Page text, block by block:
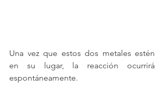
Una vez que estos dos metales estén
en su lugar, la reacción ocurrirá
espontáneamente.